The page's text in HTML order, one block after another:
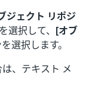
ジェクト リポジ
選択して、 [オブ
選択します。
、テキスト メ